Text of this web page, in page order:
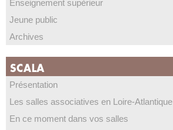
Enseignement supérieur
Jeune public
Archives
Présentation
Les salles associatives en Loire-Atlantique
En ce moment dans vos salles